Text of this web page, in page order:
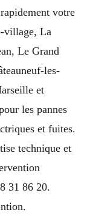
votre
village, La
Le Grand
les-
et
les pannes
et fuites.
technique et
31 86 20.